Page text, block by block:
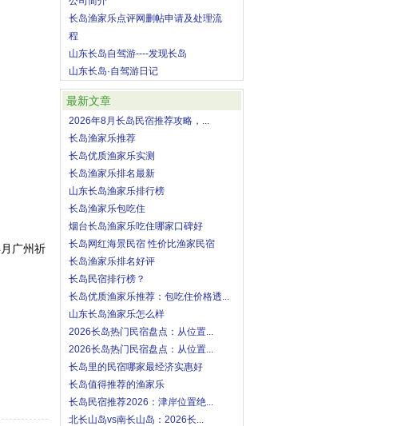
广州祈
长岛渔家乐点评网删帖申请及处理流
程
山东长岛自驾游----发现长岛
山东长岛·自驾游日记
最新文章
2026年8月长岛民宿推荐攻略，...
长岛渔家乐推荐
长岛优质渔家乐实测
长岛渔家乐排名最新
山东长岛渔家乐排行榜
长岛渔家乐包吃住
烟台长岛渔家乐吃住哪家口碑好
长岛网红海景民宿 性价比渔家民宿
长岛渔家乐排名好评
长岛民宿排行榜？
长岛优质渔家乐推荐：包吃住价格透...
山东长岛渔家乐怎么样
2026长岛热门民宿盘点：从位置...
2026长岛热门民宿盘点：从位置...
长岛里的民宿哪家最经济实惠好
长岛值得推荐的渔家乐
长岛民宿推荐2026：津岸位置绝...
北长山岛vs南长山岛：2026长...